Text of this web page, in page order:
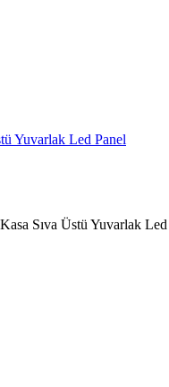
Yuvarlak Led Panel
Sıva Üstü Yuvarlak Led